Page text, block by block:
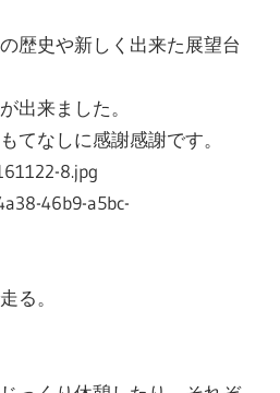
歴史や新しく出来た展望台
出来ました。
てなしに感謝感謝です。
る。